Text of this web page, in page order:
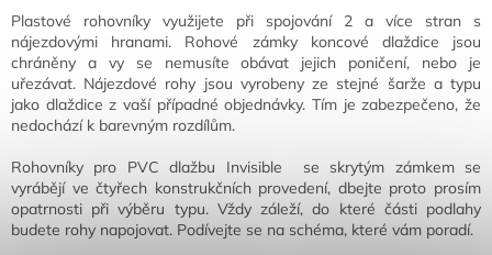
Plastové rohovníky využijete při spojování 2 a více stran s
nájezdovými hranami. Rohové zámky koncové dlaždice jsou
chráněny a vy se nemusíte obávat jejich poničení, nebo je
uřezávat. Nájezdové rohy jsou vyrobeny ze stejné šarže a typu
jako dlaždice z vaší případné objednávky. Tím je zabezpečeno, že
nedochází k barevným rozdílům.
Rohovníky pro PVC dlažbu Invisible se skrytým zámkem se
vyrábějí ve čtyřech konstrukčních provedení, dbejte proto prosím
opatrnosti při výběru typu. Vždy záleží, do které části podlahy
budete rohy napojovat. Podívejte se na schéma, které vám poradí.